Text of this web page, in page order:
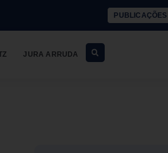
JURA ARRUDA